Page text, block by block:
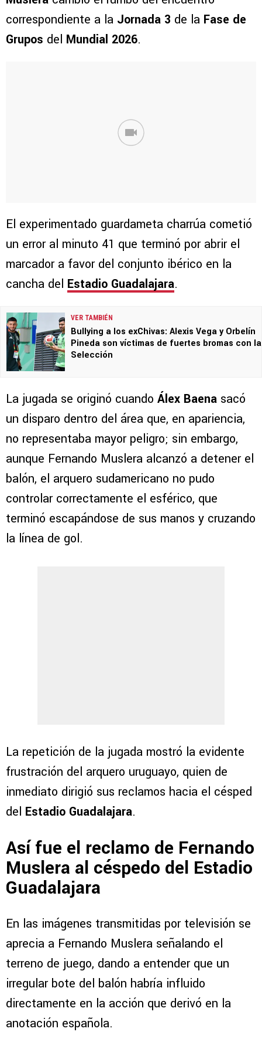
correspondiente a la Jornada 3 de la Fase de
Grupos del Mundial 2026.
El experimentado guardameta charrúa cometió
un error al minuto 41 que terminó por abrir el
marcador a favor del conjunto ibérico en la
cancha del Estadio Guadalajara.
VER TAMBIÉN
Bullying a los exChivas: Alexis Vega y Orbelín
Pineda son víctimas de fuertes bromas con la
Selección
La jugada se originó cuando Álex Baena sacó
un disparo dentro del área que, en apariencia,
no representaba mayor peligro; sin embargo,
aunque Fernando Muslera alcanzó a detener el
balón, el arquero sudamericano no pudo
controlar correctamente el esférico, que
terminó escapándose de sus manos y cruzando
la línea de gol.
La repetición de la jugada mostró la evidente
frustración del arquero uruguayo, quien de
inmediato dirigió sus reclamos hacia el césped
del Estadio Guadalajara.
Así fue el reclamo de Fernando
Muslera al céspedo del Estadio
Guadalajara
En las imágenes transmitidas por televisión se
aprecia a Fernando Muslera señalando el
terreno de juego, dando a entender que un
irregular bote del balón habría influido
directamente en la acción que derivó en la
anotación española.